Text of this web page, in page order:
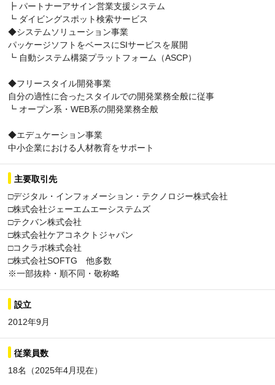
┣ パートナーアサイン営業支援システム
┗ ダイビングスポット検索サービス
◆システムソリューション事業
パッケージソフトをベースにSIサービスを展開
┗ 自動システム構築プラットフォーム（ASCP）
◆フリースタイル開発事業
自分の適性に合ったスタイルでの開発業務全般に従事
┗ オープン系・WEB系の開発業務全般
◆エデュケーション事業
中小企業における人材教育をサポート
主要取引先
□デジタル・インフォメーション・テクノロジー株式会社
□株式会社ジェーエムエーシステムズ
□テクバン株式会社
□株式会社ケアコネクトジャパン
□コクラボ株式会社
□株式会社SOFTG 他多数
※一部抜粋・順不同・敬称略
設立
2012年9月
従業員数
18名（2025年4月現在）